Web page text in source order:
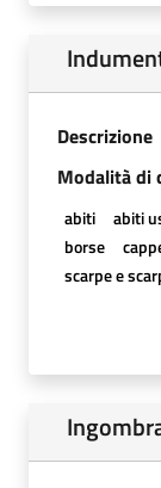
Descrizione
Modalità di
abiti abiti
borse
scarpe e